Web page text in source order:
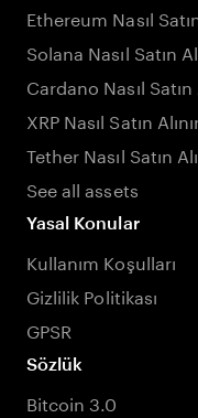
Ethereum Nasıl
Solana Nasıl Satın
Cardano Nasıl Satın
XRP Nasıl Satın
Tether Nasıl Satın
See all assets
Yasal Konular
Kullanım Koşulları
Gizlilik Politikası
GPSR
Sözlük
Bitcoin 3.0